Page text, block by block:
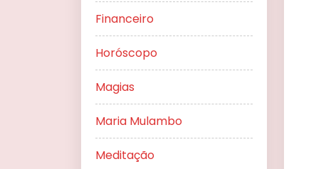
Financeiro
Horóscopo
Magias
Maria Mulambo
Meditação